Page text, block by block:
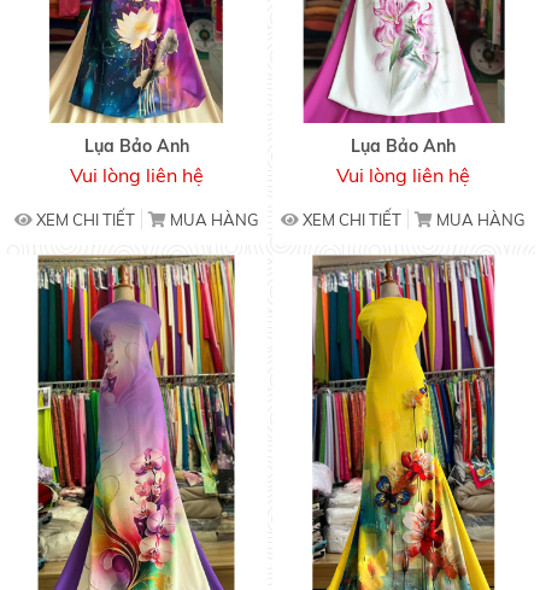
Lụa Bảo Anh
Vui lòng liên hệ
XEM CHI TIẾT MUA HÀNG
Lụa Bảo Anh
Vui lòng liên hệ
XEM CHI TIẾT MUA HÀNG